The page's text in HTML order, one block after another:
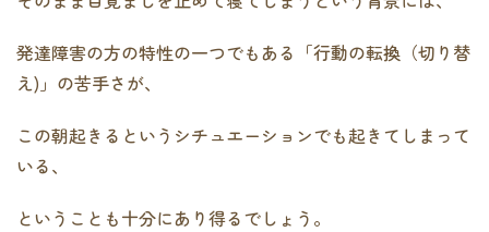
発達障害の方の特性の一つでもある「行動の転換（切り替
え)」の苦手さが、
この朝起きるというシチュエーションでも起きてしまって
いる、
ということも十分にあり得るでしょう。